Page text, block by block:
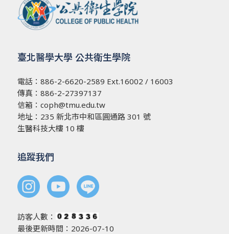
臺北醫學大學 公共衛生學院
電話： 886-2-6620-2589 Ext.16002 / 16003
傳真：886-2-27397137
信箱： coph@tmu.edu.tw
地址： 235 新北市中和區圓通路 301 號
生醫科技大樓 10 樓
追蹤我們
訪客人數：
最後更新時間：2026-07-10